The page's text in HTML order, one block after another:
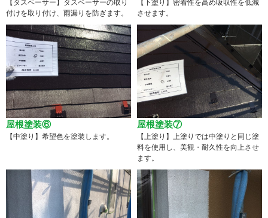
【タスペーサー】タスペーサーの取り
付けを取り付け、雨漏りを防ぎます。
【下塗り】密着性を高め吸収性を低減
させます。
屋根塗装⑥
【中塗り】希望色を塗装します。
屋根塗装⑦
【上塗り】上塗りでは中塗りと同じ塗
料を使用し、美観・耐久性を向上させ
ます。